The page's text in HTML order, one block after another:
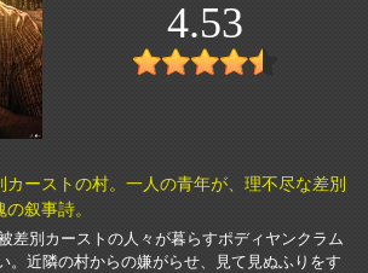
4.53
ーストの村。一人の青年が、理不尽な差別
叙事詩。
差別カーストの人々が暮らすポディヤンクラム
。近隣の村からの嫌がらせ、見て見ぬふりをす